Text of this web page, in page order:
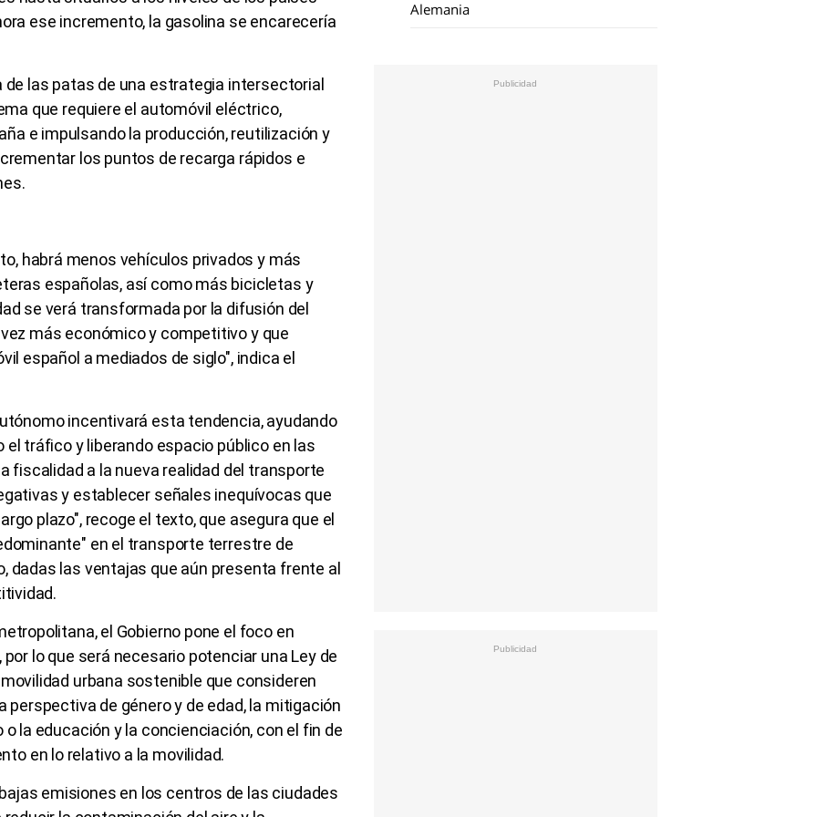
ese incremento, la gasolina se encarecería
de las patas de una estrategia intersectorial
que requiere el automóvil eléctrico,
e impulsando la producción, reutilización y
los puntos de recarga rápidos e
habrá menos vehículos privados y más
españolas, así como más bicicletas y
se verá transformada por la difusión del
más económico y competitivo y que
español a mediados de siglo", indica el
incentivará esta tendencia, ayudando
tráfico y liberando espacio público en las
fiscalidad a la nueva realidad del transporte
y establecer señales inequívocas que
plazo", recoge el texto, que asegura que el
en el transporte terrestre de
dadas las ventajas que aún presenta frente al
el Gobierno pone el foco en
lo que será necesario potenciar una Ley de
urbana sostenible que consideren
de género y de edad, la mitigación
la educación y la concienciación, con el fin de
en lo relativo a la movilidad.
emisiones en los centros de las ciudades
Alemania